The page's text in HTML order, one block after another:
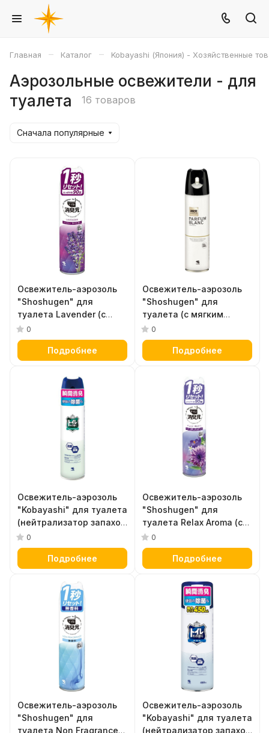
Главная – Каталог – Kobayashi (Япония) - Хозяйственные
Аэрозольные освежители - для
туалета
16 товаров
Сначала популярные
Освежитель-аэрозоль
"Shoshugen" для
туалета Lavender (с
освежающим ароматом
лаванды) 280 мл
0
Подробнее
Освежитель-аэрозоль
"Shoshugen" для
туалета (с мягким
ароматом Parfum Blanc)
280 мл
0
Подробнее
Освежитель-аэрозоль
"Kobayashi" для туалета
(нейтрализатор запахов
с ароматом зелени и
цветов) 280 мл
0
Подробнее
Освежитель-аэрозоль
"Shoshugen" для
туалета Relax Aroma (с
нежным цветочным
ароматом) 280 мл
0
Подробнее
Освежитель-аэрозоль
"Shoshugen" для
туалета Non Fragrance
Освежитель-аэрозоль
"Kobayashi" для туалета
(нейтрализатор запахов